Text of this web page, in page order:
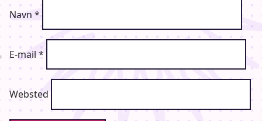
Navn*
E-mail *
Websted